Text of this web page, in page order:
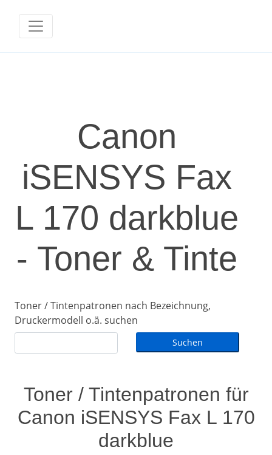
Canon
iSENSYS Fax
L 170 darkblue
- Toner & Tinte
Toner / Tintenpatronen nach Bezeichnung,
Druckermodell o.ä. suchen
Toner / Tintenpatronen für
Canon iSENSYS Fax L 170
darkblue